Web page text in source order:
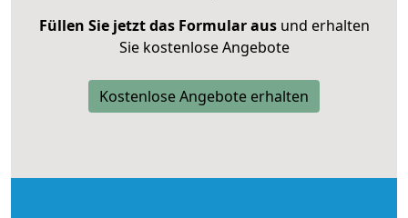
Füllen Sie jetzt das Formular ausund erhalten
Sie kostenlose Angebote
Kostenlose Angebote erhalten